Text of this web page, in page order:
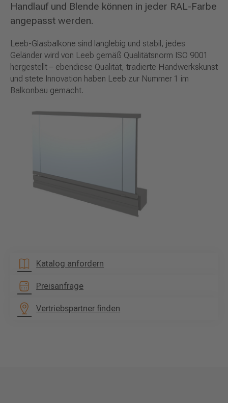
Handlauf und Blende können in jeder RAL-Farbe
angepasst werden.
Leeb-Glasbalkone sind langlebig und stabil, jedes
Geländer wird von Leeb gemäß Qualitätsnorm ISO 9001
hergestellt – ebendiese Qualität, tradierte Handwerkskunst
und stete Innovation haben Leeb zur Nummer 1 im
Balkonbau gemacht.
Katalog anfordern
Preisanfrage
Vertriebspartner finden